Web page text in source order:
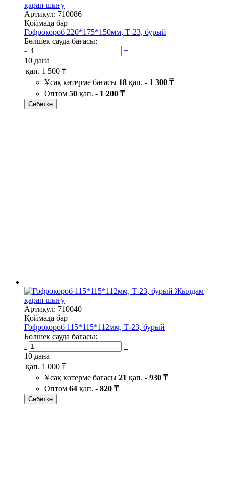
қарап шығу
Артикул: 710086
Қоймада бар
Гофрокороб 220*175*150мм, Т-23, бурый
Бөлшек сауда бағасы:
-
+
10 дана
қап. 1 500 ₸
Ұсақ көтерме бағасы 18 қап. - 1 300 ₸
Оптом 50 қап. - 1 200 ₸
Себетке
Жылдам
қарап шығу
Артикул: 710040
Қоймада бар
Гофрокороб 115*115*112мм, Т-23, бурый
Бөлшек сауда бағасы:
-
+
10 дана
қап. 1 000 ₸
Ұсақ көтерме бағасы 21 қап. - 930 ₸
Оптом 64 қап. - 820 ₸
Себетке